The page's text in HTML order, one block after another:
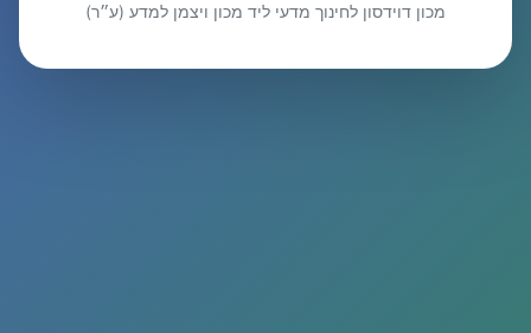
מכון דוידסון לחינוך מדעי ליד מכון ויצמן למדע (ע״ר)